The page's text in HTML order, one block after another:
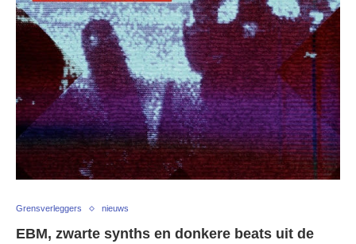
Grensverleggers nieuws
EBM, zwarte synths en donkere beats uit de